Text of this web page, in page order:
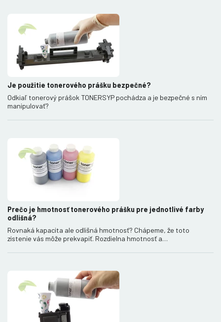
Je použitie tonerového prášku bezpečné?
Odkiaľ tonerový prášok TONERSYP pochádza a je bezpečné s ním
manipulovať?
Prečo je hmotnosť tonerového prášku pre jednotlivé farby
odlišná?
Rovnaká kapacita ale odlišná hmotnosť? Chápeme, že toto
zistenie vás môže prekvapiť. Rozdielna hmotnosť a…